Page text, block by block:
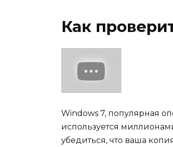
Как
Windows 7, популярная
используется
убедиться, что ваша